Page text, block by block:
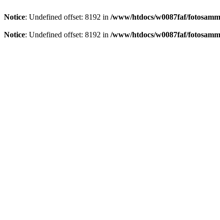
Notice: Undefined offset: 8192 in /www/htdocs/w0087faf/
Notice: Undefined offset: 8192 in /www/htdocs/w0087faf/